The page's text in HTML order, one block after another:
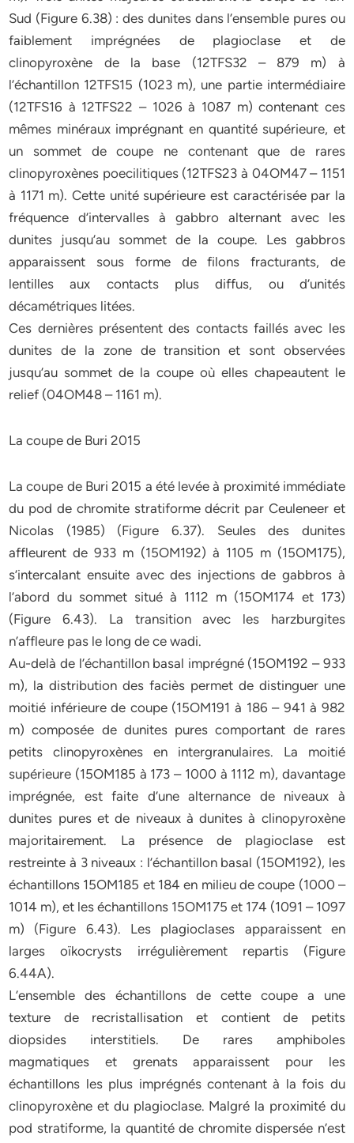
Sud (Figure 6.38) : des dunites dans l’ensemble pures ou
faiblement imprégnées de plagioclase et de
clinopyroxène de la base (12TFS32 – 879 m) à
l’échantillon 12TFS15 (1023 m), une partie intermédiaire
(12TFS16 à 12TFS22 – 1026 à 1087 m) contenant ces
mêmes minéraux imprégnant en quantité supérieure, et
un sommet de coupe ne contenant que de rares
clinopyroxènes poecilitiques (12TFS23 à 04OM47 – 1151
à 1171 m). Cette unité supérieure est caractérisée par la
fréquence d’intervalles à gabbro alternant avec les
dunites jusqu’au sommet de la coupe. Les gabbros
apparaissent sous forme de filons fracturants, de
lentilles aux contacts plus diffus, ou d’unités
décamétriques litées.
Ces dernières présentent des contacts faillés avec les
dunites de la zone de transition et sont observées
jusqu’au sommet de la coupe où elles chapeautent le
relief (04OM48 – 1161 m).
La coupe de Buri 2015
La coupe de Buri 2015 a été levée à proximité immédiate
du pod de chromite stratiforme décrit par Ceuleneer et
Nicolas (1985) (Figure 6.37). Seules des dunites
affleurent de 933 m (15OM192) à 1105 m (15OM175),
s’intercalant ensuite avec des injections de gabbros à
l’abord du sommet situé à 1112 m (15OM174 et 173)
(Figure 6.43). La transition avec les harzburgites
n’affleure pas le long de ce wadi.
Au-delà de l’échantillon basal imprégné (15OM192 – 933
m), la distribution des faciès permet de distinguer une
moitié inférieure de coupe (15OM191 à 186 – 941 à 982
m) composée de dunites pures comportant de rares
petits clinopyroxènes en intergranulaires. La moitié
supérieure (15OM185 à 173 – 1000 à 1112 m), davantage
imprégnée, est faite d’une alternance de niveaux à
dunites pures et de niveaux à dunites à clinopyroxène
majoritairement. La présence de plagioclase est
restreinte à 3 niveaux : l’échantillon basal (15OM192), les
échantillons 15OM185 et 184 en milieu de coupe (1000 –
1014 m), et les échantillons 15OM175 et 174 (1091 – 1097
m) (Figure 6.43). Les plagioclases apparaissent en
larges oïkocrysts irrégulièrement repartis (Figure
6.44A).
L’ensemble des échantillons de cette coupe a une
texture de recristallisation et contient de petits
diopsides interstitiels. De rares amphiboles
magmatiques et grenats apparaissent pour les
échantillons les plus imprégnés contenant à la fois du
clinopyroxène et du plagioclase. Malgré la proximité du
pod stratiforme, la quantité de chromite dispersée n’est